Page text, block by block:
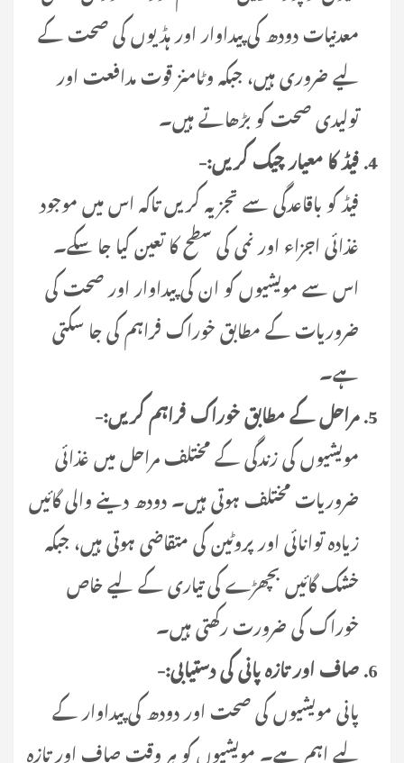
معدنیات دودھ کی پیداوار اور ہڈیوں کی صحت کے
لیے ضروری ہیں، جبکہ وٹامنز قوت مدافعت اور
تولیدی صحت کو بڑھاتے ہیں۔
فیڈ کا معیار چیک کریں:-
فیڈ کو باقاعدگی سے تجزیہ کریں تاکہ اس میں موجود
غذائی اجزاء اور نمی کی سطح کا تعین کیا جا سکے۔
اس سے مویشیوں کو ان کی پیداوار اور صحت کی
ضروریات کے مطابق خوراک فراہم کی جا سکتی
ہے۔
مراحل کے مطابق خوراک فراہم کریں:-
مویشیوں کی زندگی کے مختلف مراحل میں غذائی
ضروریات مختلف ہوتی ہیں۔ دودھ دینے والی گائیں
زیادہ توانائی اور پروٹین کی متقاضی ہوتی ہیں، جبکہ
خشک گائیں بچھڑے کی تیاری کے لیے خاص
خوراک کی ضرورت رکھتی ہیں۔
صاف اور تازہ پانی کی دستیابی:-
پانی مویشیوں کی صحت اور دودھ کی پیداوار کے
لیے اہم ہے۔ مویشیوں کو ہر وقت صاف اور تازہ